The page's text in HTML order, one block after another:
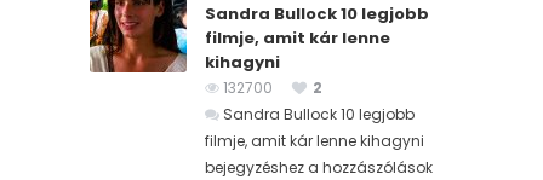
Sandra Bullock 10 legjobb
filmje, amit kár lenne
kihagyni
132700
2
Sandra Bullock 10 legjobb
filmje, amit kár lenne kihagyni
bejegyzéshez a hozzászólások